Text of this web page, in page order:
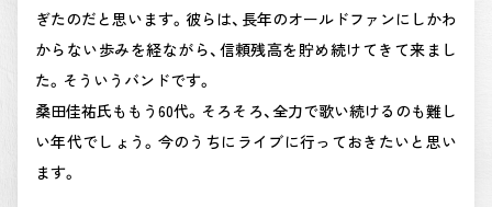
ぎたのだと思います。彼らは、長年のオールドファンにしかわ
からない歩みを経ながら、信頼残高を貯め続けてきて来まし
た。そういうバンドです。
桑田佳祐氏ももう60代。そろそろ、全力で歌い続けるのも難し
い年代でしょう。今のうちにライブに行っておきたいと思い
ます。